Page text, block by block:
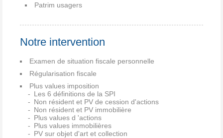
Patrim usagers
Notre intervention
Examen de situation fiscale personnelle
Régularisation fiscale
Plus values imposition
Les 6 définitions de la SPI
Non résident et PV de cession d'actions
Non résident et PV immobilière
Plus values d 'actions
Plus values immobilières
PV sur objet d'art et collection